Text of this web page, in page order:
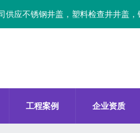
供应不锈钢井盖，塑料检查井井盖
工程案例 企业资质